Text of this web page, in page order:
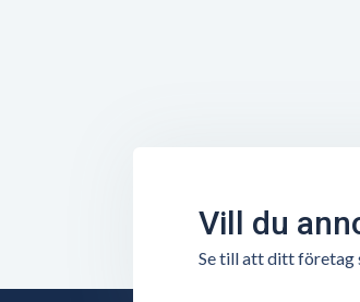
Vill du
Se till att ditt företag